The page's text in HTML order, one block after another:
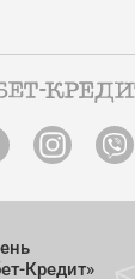
Кредит»